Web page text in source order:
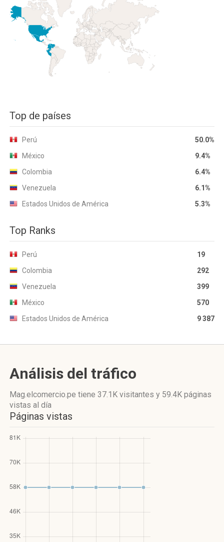
Top de países
Perú
50.0%
México
9.4%
Colombia
6.4%
Venezuela
6.1%
Estados Unidos de América
5.3%
Top Ranks
Perú
19
Colombia
292
Venezuela
399
México
570
Estados Unidos de América
9 387
Análisis del tráfico
Mag.elcomercio.pe tiene 37.1K visitantes y 59.4K páginas
vistas al día
Páginas vistas